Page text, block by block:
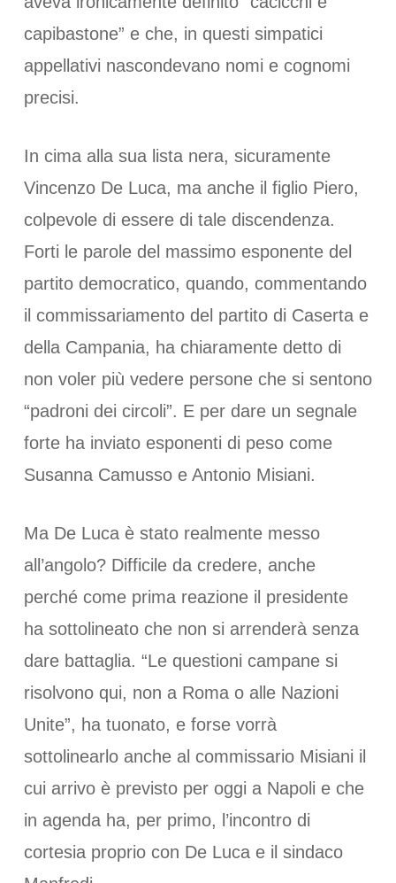
capibastone” e che, in questi simpatici
appellativi nascondevano nomi e cognomi
precisi.
In cima alla sua lista nera, sicuramente
Vincenzo De Luca, ma anche il figlio Piero,
colpevole di essere di tale discendenza.
Forti le parole del massimo esponente del
partito democratico, quando, commentando
il commissariamento del partito di Caserta e
della Campania, ha chiaramente detto di
non voler più vedere persone che si sentono
“padroni dei circoli”. E per dare un segnale
forte ha inviato esponenti di peso come
Susanna Camusso e Antonio Misiani.
Ma De Luca è stato realmente messo
all’angolo? Difficile da credere, anche
perché come prima reazione il presidente
ha sottolineato che non si arrenderà senza
dare battaglia. “Le questioni campane si
risolvono qui, non a Roma o alle Nazioni
Unite”, ha tuonato, e forse vorrà
sottolinearlo anche al commissario Misiani il
cui arrivo è previsto per oggi a Napoli e che
in agenda ha, per primo, l’incontro di
cortesia proprio con De Luca e il sindaco